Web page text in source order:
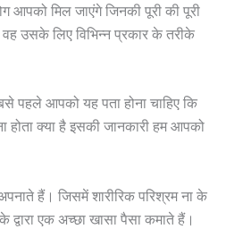
आपको मिल जाएंगे जिनकी पूरी की पूरी
उसके लिए विभिन्न प्रकार के तरीके
पहले आपको यह पता होना चाहिए कि
क्या है इसकी जानकारी हम आपको
हैं। जिसमें शारीरिक परिश्रम ना के
द्वारा एक अच्छा खासा पैसा कमाते हैं।